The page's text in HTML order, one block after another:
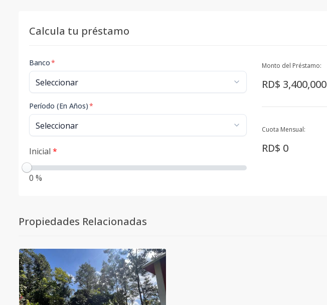
Calcula tu préstamo
Banco*
Período (En Años)*
Inicial *
0 %
Monto del Préstamo:
RD$ 3,400,000
Cuota Mensual:
RD$ 0
Propiedades Relacionadas